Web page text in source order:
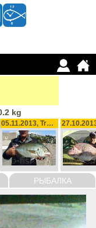
kg
РЫБАЛКА
05.11.2013, Trevally, 2.40 kg